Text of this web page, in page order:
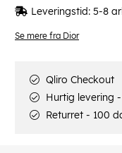
Se mere fra Dior
Leveringstid: 5-8
Qliro Checkout
Hurtig levering
Returret - 100